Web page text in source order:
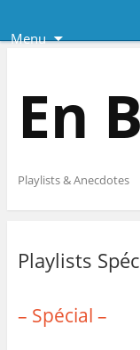
Menu
En
Playlists & Anecdotes
Playlists
– Spécial –